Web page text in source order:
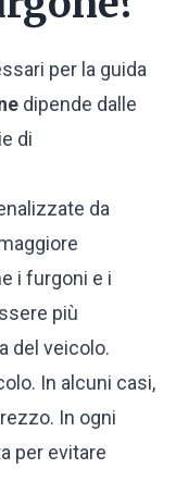
per la guida
dipende dalle
di
da
i furgoni e i
più
del veicolo.
In alcuni casi,
In ogni
per evitare